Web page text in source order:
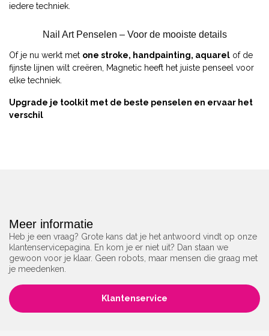
iedere techniek.
Nail Art Penselen – Voor de mooiste details
Of je nu werkt met one stroke, handpainting, aquarel of de
fijnste lijnen wilt creëren, Magnetic heeft het juiste penseel voor
elke techniek.
Upgrade je toolkit met de beste penselen en ervaar het
verschil
Meer informatie
Heb je een vraag? Grote kans dat je het antwoord vindt op onze
klantenservicepagina. En kom je er niet uit? Dan staan we
gewoon voor je klaar. Geen robots, maar mensen die graag met
je meedenken.
Klantenservice